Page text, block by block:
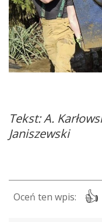
Tekst: A.
Janiszewski